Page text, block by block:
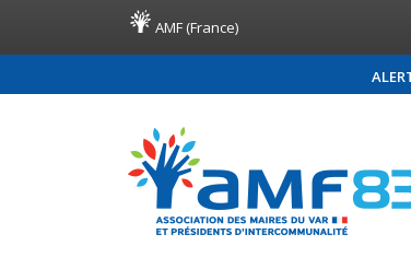
AMF (France)
COMMUNIQUÉ